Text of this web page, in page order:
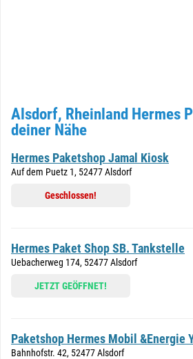
Alsdorf, Rheinland Hermes
deiner Nähe
Hermes Paketshop Jamal Kiosk
Auf dem Puetz 1, 52477 Alsdorf
Geschlossen!
Hermes Paket Shop SB. Tankstelle
Uebacherweg 174, 52477 Alsdorf
JETZT GEÖFFNET!
Paketshop Hermes Mobil &Energie
Bahnhofstr. 42, 52477 Alsdorf